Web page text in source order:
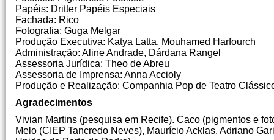
Papéis: Dritter Papéis Especiais
Fachada: Rico
Fotografia: Guga Melgar
Produção Executiva: Katya Latta, Mouhamed Harfourch
Administração: Aline Andrade, Dárdana Rangel
Assessoria Jurídica: Theo de Abreu
Assessoria de Imprensa: Anna Accioly
Produção e Realização: Companhia Pop de Teatro
Agradecimentos
Vivian Martins (pesquisa em Recife). Caco (pigmentos e
Melo (CIEP Tancredo Neves), Maurício Acklas, Adriano